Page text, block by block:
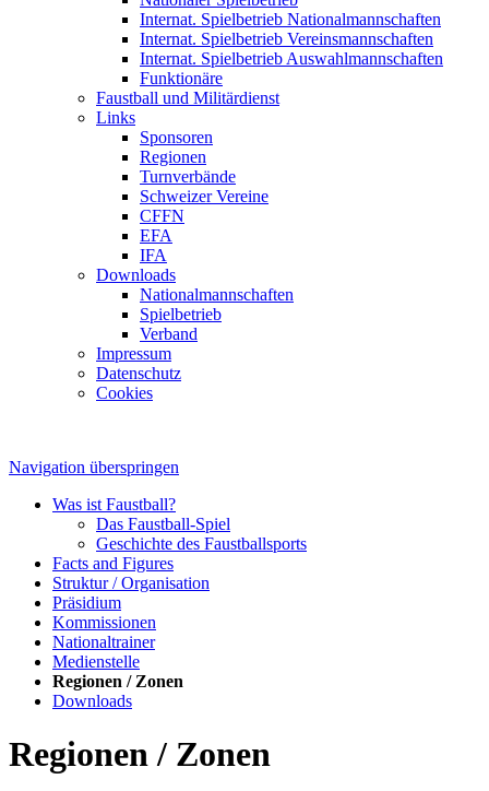
Internat. Spielbetrieb Nationalmannschaften
Internat. Spielbetrieb Vereinsmannschaften
Internat. Spielbetrieb Auswahlmannschaften
Funktionäre
Faustball und Militärdienst
Links
Sponsoren
Regionen
Turnverbände
Schweizer Vereine
CFFN
EFA
IFA
Downloads
Nationalmannschaften
Spielbetrieb
Verband
Impressum
Datenschutz
Cookies
Navigation überspringen
Was ist Faustball?
Das Faustball-Spiel
Geschichte des Faustballsports
Facts and Figures
Struktur / Organisation
Präsidium
Kommissionen
Nationaltrainer
Medienstelle
Regionen / Zonen
Downloads
Regionen / Zonen